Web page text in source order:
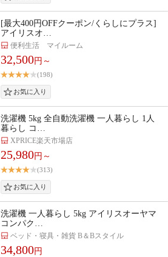
[最大400円OFFクーポン/くらしにプラス]
アイリスオ…
便利生活 マイルーム
32,500円～
(198)
洗濯機 5kg 全自動洗濯機 一人暮らし 1人
暮らし コ…
XPRICE楽天市場店
25,980円～
(313)
洗濯機 一人暮らし 5kg アイリスオーヤマ
コンパク…
ベッド・寝具・雑貨 B＆Bスタイル
34,800円